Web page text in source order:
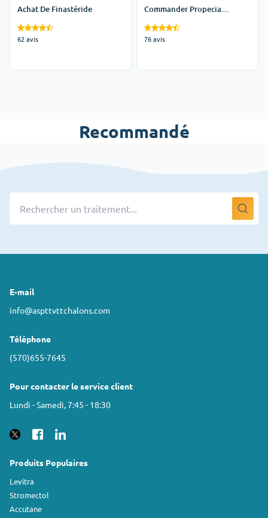
Achat De Finastéride
62 avis
Commander Propecia
76 avis
Recommandé
E-mail
info@aspttvttchalons.com
Téléphone
(570)655-7645
Pour contacter le service client
Lundi - Samedi, 7:45 - 18:30
Produits Populaires
Levitra
Stromectol
Accutane